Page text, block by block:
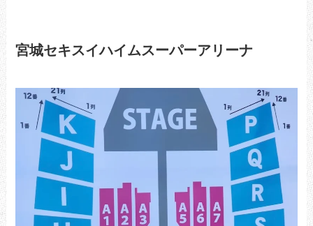
宮城セキスイハイムスーパーアリーナ